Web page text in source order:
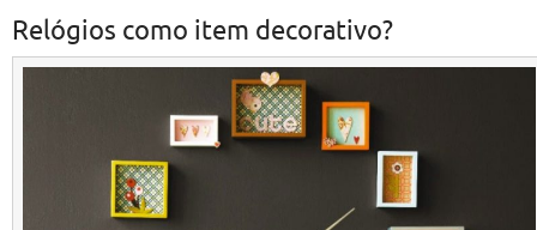
Relógios como item decorativo?